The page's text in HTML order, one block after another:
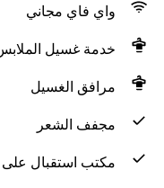
واي فاي مجاني
خدمة غسيل
مرافق الغسيل
مجفف الشعر
مكتب استقبال على مدار